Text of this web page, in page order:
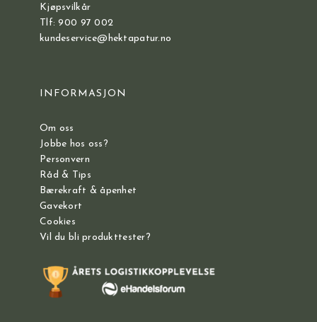
Kjøpsvilkår
Tlf: 900 97 002
kundeservice@hektapatur.no
INFORMASJON
Om oss
Jobbe hos oss?
Personvern
Råd & Tips
Bærekraft & åpenhet
Gavekort
Cookies
Vil du bli produkttester?